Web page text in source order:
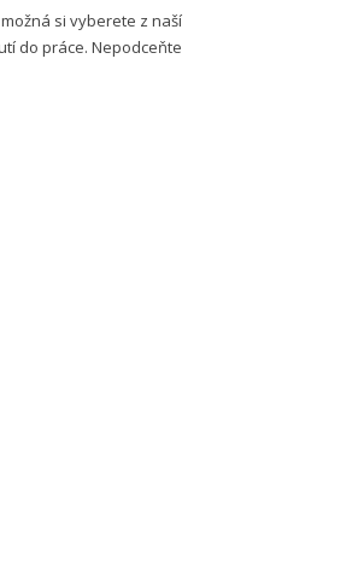
si vyberete z naší
do práce. Nepodceňte